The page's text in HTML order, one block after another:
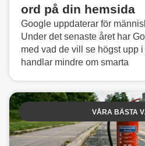
ord på din hemsida
Google uppdaterar för
Under det senaste året har
med vad de vill se högst upp
handlar mindre om smarta
VÅRA BÄSTA